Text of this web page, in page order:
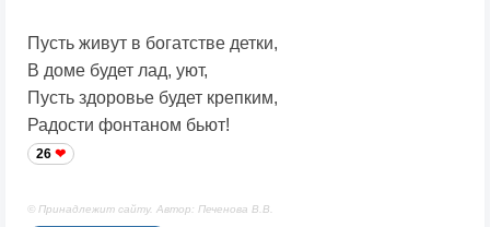
Пусть живут в богатстве детки,
В доме будет лад, уют,
Пусть здоровье будет крепким,
Радости фонтаном бьют!
26
© Принадлежит сайту. Автор: Печенова В.В.